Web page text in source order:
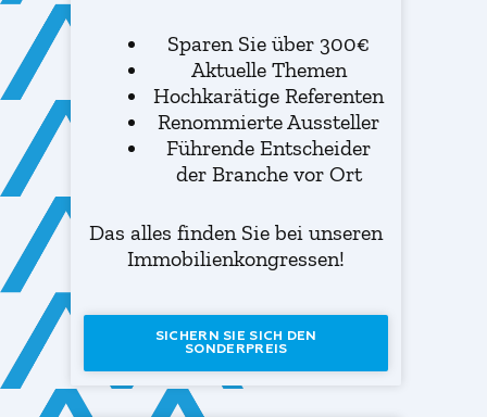
Sparen Sie über 300€
Aktuelle Themen
Hochkarätige Referenten
Renommierte Aussteller
Führende Entscheider
der Branche vor Ort
Das alles finden Sie bei unseren
Immobilienkongressen!
SICHERN SIE SICH DEN
SONDERPREIS